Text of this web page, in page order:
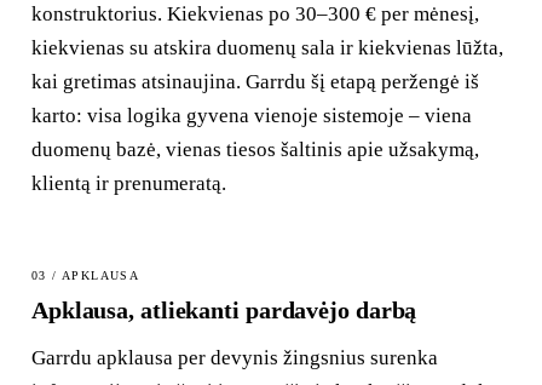
konstruktorius. Kiekvienas po 30–300 € per mėnesį,
kiekvienas su atskira duomenų sala ir kiekvienas lūžta,
kai gretimas atsinaujina. Garrdu šį etapą peržengė iš
karto: visa logika gyvena vienoje sistemoje – viena
duomenų bazė, vienas tiesos šaltinis apie užsakymą,
klientą ir prenumeratą.
03 / APKLAUSA
Apklausa, atliekanti pardavėjo darbą
Garrdu apklausa per devynis žingsnius surenka